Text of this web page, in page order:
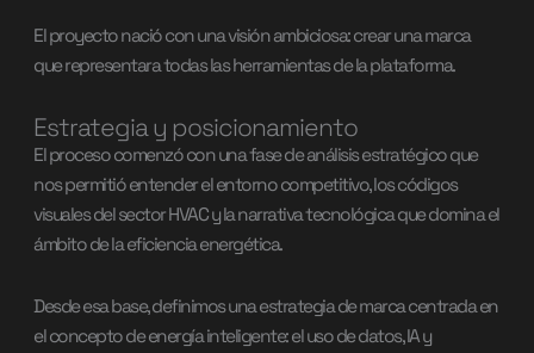
El proyecto nació con una visión ambiciosa: crear una marca
que representara todas las herramientas de la plataforma.
Estrategia y posicionamiento
El proceso comenzó con una fase de análisis estratégico que
nos permitió entender el entorno competitivo, los códigos
visuales del sector HVAC y la narrativa tecnológica que domina el
ámbito de la eficiencia energética.
Desde esa base, definimos una estrategia de marca centrada en
el concepto de energía inteligente: el uso de datos, IA y